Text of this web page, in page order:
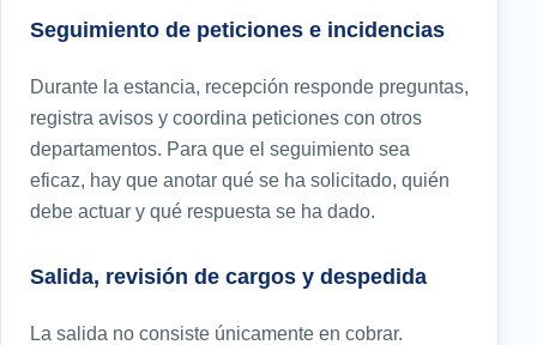
Seguimiento de peticiones e incidencias
Durante la estancia, recepción responde preguntas,
registra avisos y coordina peticiones con otros
departamentos. Para que el seguimiento sea
eficaz, hay que anotar qué se ha solicitado, quién
debe actuar y qué respuesta se ha dado.
Salida, revisión de cargos y despedida
La salida no consiste únicamente en cobrar.